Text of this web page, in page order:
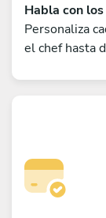
Habla con
Personaliza
el chef hasta